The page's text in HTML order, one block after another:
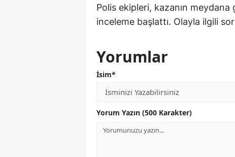
Polis ekipleri, kazanın
inceleme başlattı. Olayla ilgili
Yorumlar
İsim*
Yorum Yazın (500 Karakter)